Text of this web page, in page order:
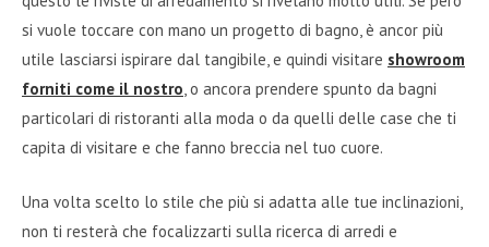
si vuole toccare con mano un progetto di bagno, è ancor più
utile lasciarsi ispirare dal tangibile, e quindi visitare showroom
forniti come il nostro, o ancora prendere spunto da bagni
particolari di ristoranti alla moda o da quelli delle case che ti
capita di visitare e che fanno breccia nel tuo cuore.
Una volta scelto lo stile che più si adatta alle tue inclinazioni,
non ti resterà che focalizzarti sulla ricerca di arredi e